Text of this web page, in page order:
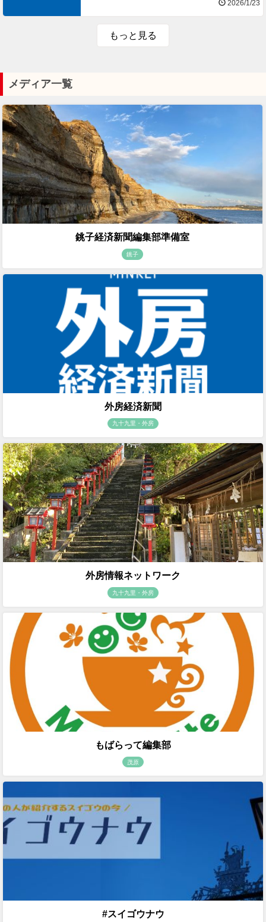
2026/1/23
もっと見る
メディア一覧
銚子経済新聞編集部準備室
銚子
外房経済新聞
九十九里・外房
外房情報ネットワーク
九十九里・外房
もばらって編集部
茂原
#スイゴウナウ